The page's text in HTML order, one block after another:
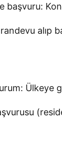
başvuru:
alıp
Ülkeye